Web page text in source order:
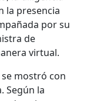
la presencia
por su
de
virtual.
mostró con
Según la